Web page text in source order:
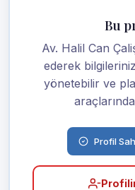
Bu
Av. Halil Can
ederek
yönetebilir ve
Profil